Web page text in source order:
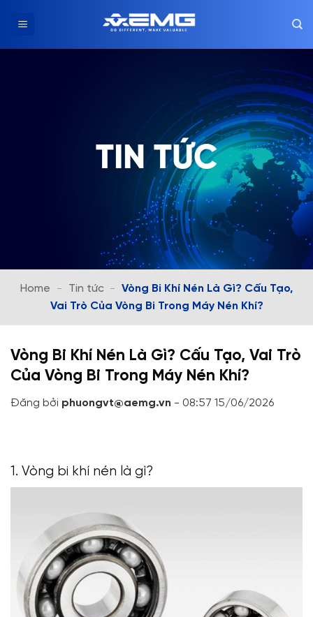
đến
TIN TỨC
Home - Tin tức - Vòng Bi Khí Nén Là Gì? Cấu Tạo,
Vai Trò Của Vòng Bi Trong Máy Nén Khí?
Vòng Bi Khí Nén Là Gì? Cấu Tạo, Vai Trò
Của Vòng Bi Trong Máy Nén Khí?
Đăng bởi phuongvt@aemg.vn - 08:57 15/06/2026
1. Vòng bi khí nén là gì?